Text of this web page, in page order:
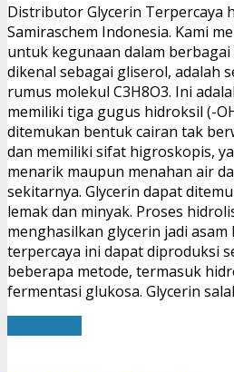
Distributor Glycerin Terpercaya
Samiraschem Indonesia. Kami
untuk kegunaan dalam
dikenal sebagai gliserol, adalah
rumus molekul C3H8O3. Ini
memiliki tiga gugus hidroksil (-
ditemukan bentuk cairan tak
dan memiliki sifat higroskopis,
menarik maupun menahan air
sekitarnya. Glycerin dapat
lemak dan minyak. Proses
menghasilkan glycerin jadi
terpercaya ini dapat diproduksi
beberapa metode, termasuk
fermentasi glukosa. Glycerin